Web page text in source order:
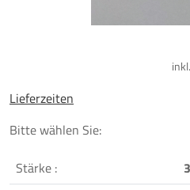
Lieferzeiten
Bitte wählen Sie:
Stärke :